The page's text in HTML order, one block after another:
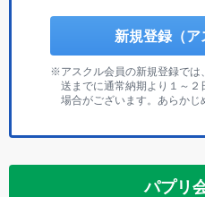
新規登録（ア
アスクル会員の新規登録で
送までに通常納期より１～
場合がございます。あらかじ
パプリ